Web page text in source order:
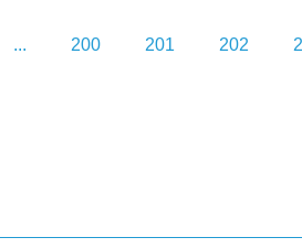
... 200 201 202